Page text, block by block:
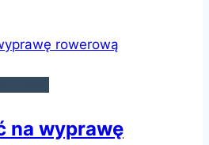
na wyprawę